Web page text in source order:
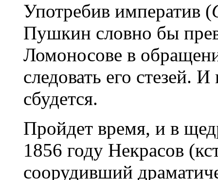
Употребив императив (
Пушкин словно бы
Ломоносове в
следовать его стезей.
сбудется.
Пройдет время, и в
1856 году Некрасов
соорудивший